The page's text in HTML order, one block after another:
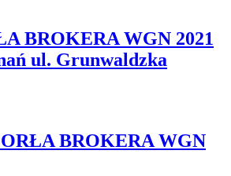
BROKERA WGN 2021
ul. Grunwaldzka
BROKERA WGN